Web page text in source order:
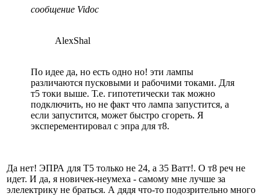
сообщение Vidoc
AlexShal
По идее да, но есть одно но! эти лампы
различаются пусковыми и рабочими токами. Для
т5 токи выше. Т.е. гипотетически так можно
подключить, но не факт что лампа запустится, а
если запустится, может быстро сгореть. Я
эксперементировал с эпра для т8.
Да нет! ЭПРА для Т5 только не 24, а 35 Ватт!. О т8 реч не
идет. И да, я новичек-неумеха - самому мне лучше за
элелектрику не браться. А дядя что-то подозрительно много